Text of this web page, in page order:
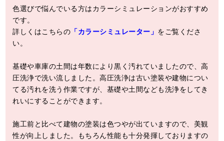
色選びで悩んでいる方はカラーシミュレーションがおすすめ
です。
詳しくはこちらの 「カラーシミュレーター」 をご覧くださ
い。
基礎や車庫の土間は年数により黒く汚れていましたので、高
圧洗浄で洗い流しました。高圧洗浄は古い塗装や建物につい
てる汚れを洗う作業ですが、基礎や土間なども洗浄をしてき
れいにすることができます。
施工前と比べて建物の塗装は色つやが出ていますので、美観
性が向上しました。もちろん性能も十分発揮しておりますの